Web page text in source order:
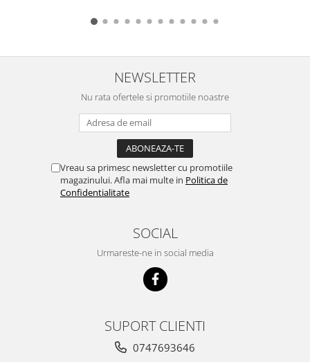
NEWSLETTER
Nu rata ofertele si promotiile noastre
Vreau sa primesc newsletter cu promotiile
magazinului. Afla mai multe in Politica de
Confidentialitate
SOCIAL
Urmareste-ne in social media
SUPORT CLIENTI
0747693646